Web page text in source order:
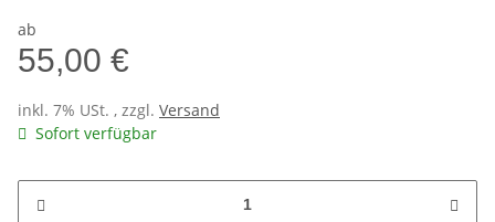
ab
55,00 €
inkl. 7% USt. , zzgl. Versand
Sofort verfügbar